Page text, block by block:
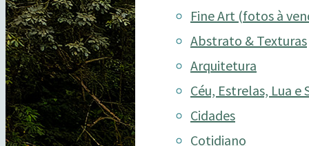
Fine Art (fotos à
Abstrato & Texturas
Arquitetura
Céu, Estrelas, Lua e
Cidades
Cotidiano